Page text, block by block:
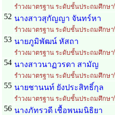
รำวงมาตรฐาน ระดับชั้นประถมศึกษา
52 นางสาวสุกัญญา จันทร์หา
รำวงมาตรฐาน ระดับชั้นประถมศึกษา
53 นายภูมิพัฒน์ หัสถา
รำวงมาตรฐาน ระดับชั้นประถมศึกษา
54 นางสาวนาฏวรดา สามัญ
รำวงมาตรฐาน ระดับชั้นประถมศึกษา
55 นายชานนท์ ยังประสิทธิ์กุล
รำวงมาตรฐาน ระดับชั้นประถมศึกษา
56 นางภัทรวดี เชื้อพนมนิธิยา